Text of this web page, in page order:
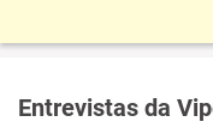
Entrevistas da